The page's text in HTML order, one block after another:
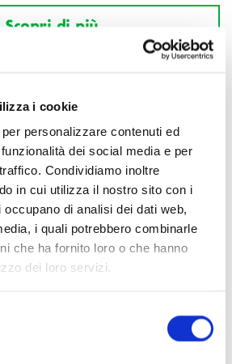
i cookie
personalizzare contenuti ed
dei social media e per
Condividiamo inoltre
in cui utilizza il nostro sito con i
di analisi dei dati web,
i quali potrebbero combinarle
che ha fornito loro o che hanno
dei loro servizi.
Scopri di più